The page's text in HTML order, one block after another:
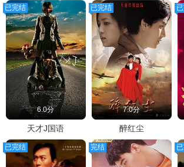
已完结
6.0分
天才J国语
已完结
7.0分
醉红尘
已完结 完结